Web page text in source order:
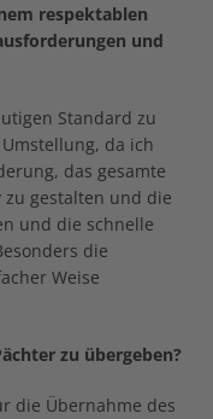
respektablen
und
Standard zu
da ich
das gesamte
gestalten und die
und die schnelle
die
Weise
zu übergeben?
die Übernahme des